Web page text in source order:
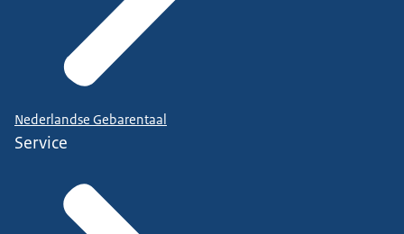
Nederlandse Gebarentaal
Service